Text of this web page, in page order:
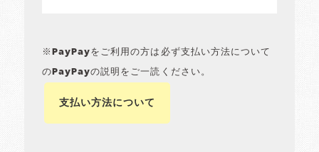
※PayPayをご利用の方は必ず支払い方法について
のPayPayの説明をご一読ください。
支払い方法について